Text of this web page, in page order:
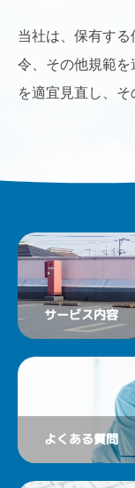
当社は、保有す
令、その他規範
を適宜見直し、そ
サービス内容
よくある質問